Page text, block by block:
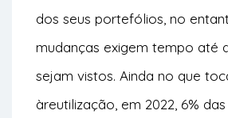
dos seus portefólios, no
mudanças exigem tempo até
sejam vistos. Ainda no que
àreutilização, em 2022, 6%